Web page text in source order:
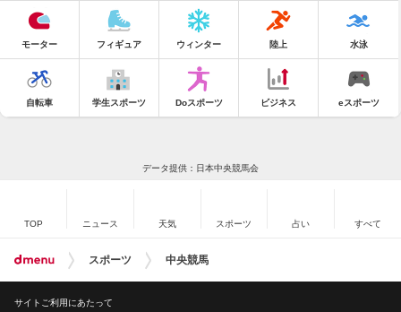
モーター フィギュア ウィンター 陸上 水泳
自転車 学生スポーツ Doスポーツ ビジネス eスポーツ
データ提供：日本中央競馬会
TOP ニュース 天気 スポーツ 占い すべて
スポーツ 中央競馬
サイトご利用にあたって